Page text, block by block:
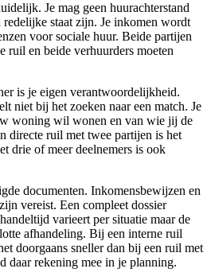
Je mag geen huurachterstand
staat zijn. Je inkomen wordt
voor sociale huur. Beide partijen
ruil en beide verhuurders moeten
is je eigen verantwoordelijkheid.
niet bij het zoeken naar een match. Je
woning wil wonen en van wie jij de
directe ruil met twee partijen is het
drie of meer deelnemers is ook
documenten. Inkomensbewijzen en
vereist. Een compleet dossier
varieert per situatie maar de
afhandeling. Bij een interne ruil
doorgaans sneller dan bij een ruil met
daar rekening mee in je planning.